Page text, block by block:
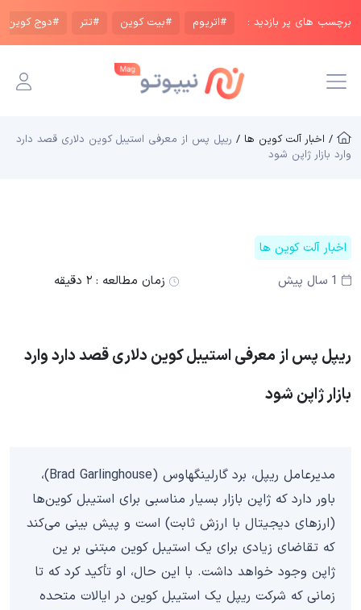
برچسب های پر بازدید : #اتریوم #بیت کوین #تتر #دوج کوین
/ اخبار آلت کوین ها / ریپل پس از معرفی استیبل‌ کوین‌ دلاری قصد دارد
وارد بازار ژاپن شود
اخبار آلت کوین ها
1 سال پیش
زمان مطالعه : ۲ دقیقه
ریپل پس از معرفی استیبل‌ کوین‌ دلاری قصد دارد وارد
بازار ژاپن شود
مدیرعامل ریپل، برد گارلینگهاوس (Brad Garlinghouse)،
باور دارد که ژاپن بازار بسیار مناسبی برای استیبل‌ کوین‌ها
(ارزهای دیجیتال با ارزش ثابت) است و پیش‌ بینی می‌کند
که تقاضای زیادی برای یک استیبل‌ کوین مبتنی بر ین
ژاپن وجود خواهد داشت. با این حال، او تأکید کرد که تا
زمانی که شرکت ریپل یک استیبل‌ کوین در ایالات متحده